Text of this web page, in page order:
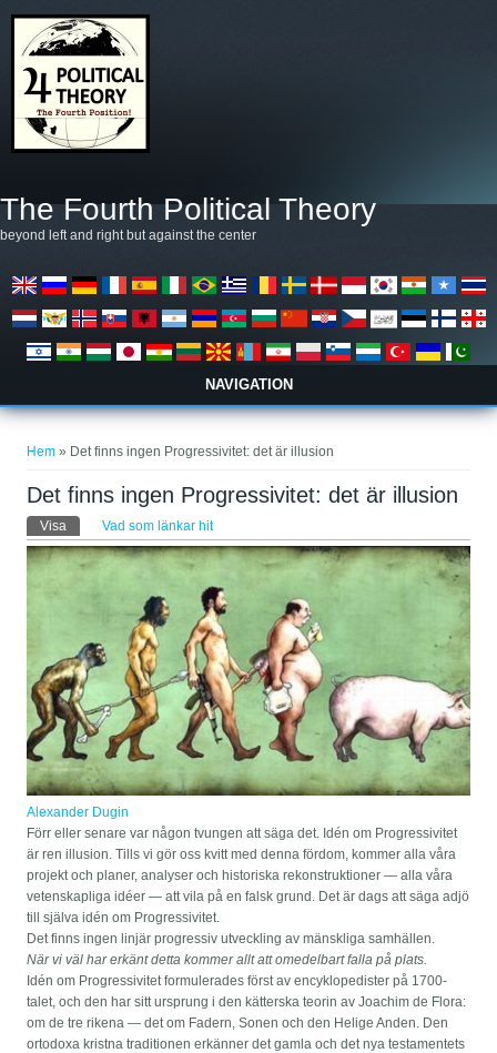
The Fourth Political Theory
beyond left and right but against the center
NAVIGATION
Hem » Det finns ingen Progressivitet: det är illusion
Det finns ingen Progressivitet: det är illusion
Primära flikar
Visa (aktiv flik)Vad som länkar hit
Alexander Dugin
Förr eller senare var någon tvungen att säga det. Idén om Progressivitet
är ren illusion. Tills vi gör oss kvitt med denna fördom, kommer alla våra
projekt och planer, analyser och historiska rekonstruktioner — alla våra
vetenskapliga idéer — att vila på en falsk grund. Det är dags att säga adjö
till själva idén om Progressivitet.
Det finns ingen linjär progressiv utveckling av mänskliga samhällen.
När vi väl har erkänt detta kommer allt att omedelbart falla på plats.
Idén om Progressivitet formulerades först av encyklopedister på 1700-
talet, och den har sitt ursprung i den kätterska teorin av Joachim de Flora:
om de tre rikena — det om Fadern, Sonen och den Helige Anden. Den
ortodoxa kristna traditionen erkänner det gamla och det nya testamentets